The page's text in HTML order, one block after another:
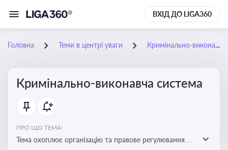
ВХІД ДО LIGA360
Головна Теми в центрі уваги Кримінально-виконавча система
Кримінально-виконавча система
ПРО ЩО ТЕМА:
Тема охоплює організацію та правове регулювання